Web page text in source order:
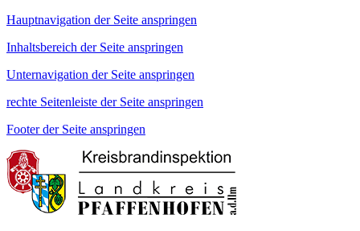
Hauptnavigation der Seite anspringen
Inhaltsbereich der Seite anspringen
Unternavigation der Seite anspringen
rechte Seitenleiste der Seite anspringen
Footer der Seite anspringen